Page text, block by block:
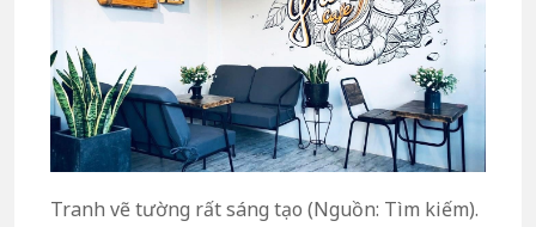
Tranh vẽ tường rất sáng tạo (Nguồn: Tìm kiếm).